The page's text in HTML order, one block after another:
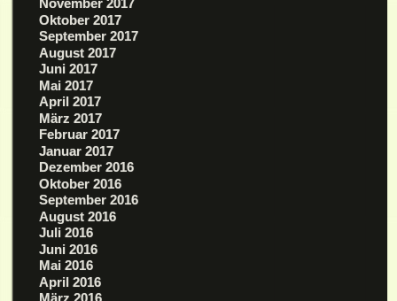
November 2017
Oktober 2017
September 2017
August 2017
Juni 2017
Mai 2017
April 2017
März 2017
Februar 2017
Januar 2017
Dezember 2016
Oktober 2016
September 2016
August 2016
Juli 2016
Juni 2016
Mai 2016
April 2016